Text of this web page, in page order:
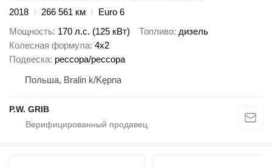
2018
266 561 км
Euro 6
Мощность 170 л.с. (125 кВт) Топливо дизель
Колесная формула 4x2
Подвеска рессора/рессора
Польша, Bralin k/Kępna
P.W. GRIB